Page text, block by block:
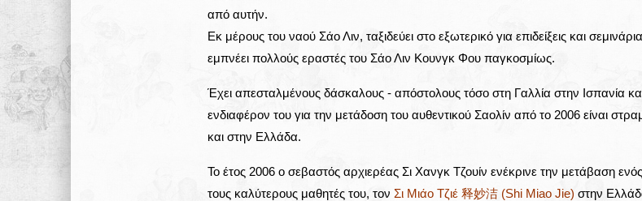
από αυτήν.
Εκ μέρους του ναού Σάο Λιν, ταξιδεύει στο εξωτερικό για επιδείξεις και
εμπνέει πολλούς εραστές του Σάο Λιν Κουνγκ Φου παγκοσμίως.
Έχει απεσταλμένους δάσκαλους - απόστολους τόσο στη Γαλλία στην Ισπανία
ενδιαφέρον του για την μετάδοση του αυθεντικού Σαολίν από το 2006 είναι
και στην Ελλάδα.
Το έτος 2006 ο σεβαστός αρχιερέας Σι Χανγκ Τζουίν ενέκρινε την μετάβαση
τους καλύτερους μαθητές του, τον Σι Μιάο Τζιέ 释妙洁 (Shi Miao Jie) στην